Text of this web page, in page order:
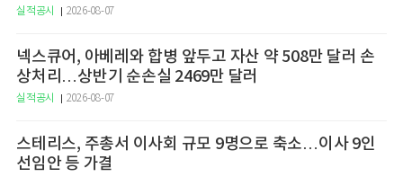
실적공시 2026-08-07
넥스큐어, 아베레와 합병 앞두고 자산 약 508만 달러 손
상처리…상반기 순손실 2469만 달러
실적공시 2026-08-07
스테리스, 주총서 이사회 규모 9명으로 축소…이사 9인
선임안 등 가결